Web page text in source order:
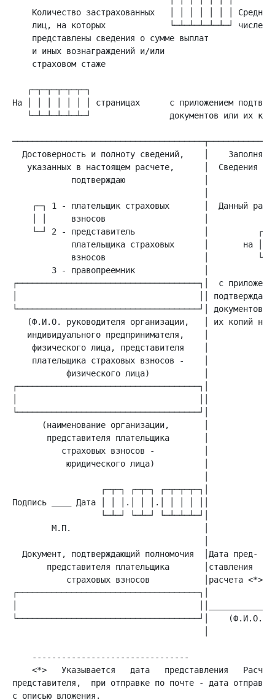
Количество застрахованных   │ │ │ │ │ │ │
лиц, на которых             └─┴─┴─┴─┴─┴─┘
    представлены сведения о сумме выплат
    и иных вознаграждений и/или
    страховом стаже
На │ │ │ │ │ │ │ страницах      с приложением
└─┴─┴─┴─┴─┴─┘                документов или их
Достоверность и полноту сведений,    │
указанных в настоящем расчете,      │  Сведения о
            подтверждаю                │
┌─┐ 1 - плательщик страховых       │  Данный
плательщика страховых      │       на │
│                                     ││
(Ф.И.О. руководителя организации,   │ их копий на
индивидуального предпринимателя,    │
    физического лица, представителя    │
    плательщика страховых взносов -    │
           физического лица)           │
      (наименование организации,       │
       представителя плательщика       │
          страховых взносов -          │
           юридического лица)          │
Подпись ____ Дата │ │ │.│ │ │.│ │ │ │ ││
        М.П.                           │
представителя плательщика       │ставления
страховых взносов           │расчета <*>
└─────────────────────────────────────┘│
<*>   Указывается   дата   представления
представителя,  при отправке по почте - дата отправки
с описью вложения.